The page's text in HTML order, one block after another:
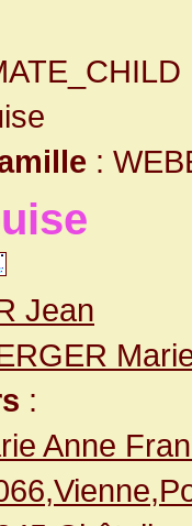
:
Jean
:
Anne